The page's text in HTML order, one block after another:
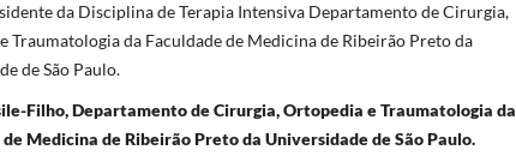
da Disciplina de Terapia Intensiva Departamento de Cirurgia,
Traumatologia da Faculdade de Medicina de Ribeirão Preto da
de São Paulo.
Filho, Departamento de Cirurgia, Ortopedia e Traumatologia da
Medicina de Ribeirão Preto da Universidade de São Paulo.